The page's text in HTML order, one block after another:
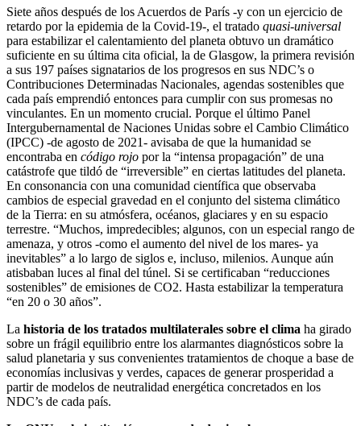
Siete años después de los Acuerdos de París -y con un ejercicio de
retardo por la epidemia de la Covid-19-, el tratado quasi-universal
para estabilizar el calentamiento del planeta obtuvo un dramático
suficiente en su última cita oficial, la de Glasgow, la primera revisión
a sus 197 países signatarios de los progresos en sus NDC’s o
Contribuciones Determinadas Nacionales, agendas sostenibles que
cada país emprendió entonces para cumplir con sus promesas no
vinculantes. En un momento crucial. Porque el último Panel
Intergubernamental de Naciones Unidas sobre el Cambio Climático
(IPCC) -de agosto de 2021- avisaba de que la humanidad se
encontraba en código rojo por la “intensa propagación” de una
catástrofe que tildó de “irreversible” en ciertas latitudes del planeta.
En consonancia con una comunidad científica que observaba
cambios de especial gravedad en el conjunto del sistema climático
de la Tierra: en su atmósfera, océanos, glaciares y en su espacio
terrestre. “Muchos, impredecibles; algunos, con un especial rango de
amenaza, y otros -como el aumento del nivel de los mares- ya
inevitables” a lo largo de siglos e, incluso, milenios. Aunque aún
atisbaban luces al final del túnel. Si se certificaban “reducciones
sostenibles” de emisiones de CO2. Hasta estabilizar la temperatura
“en 20 o 30 años”.
La historia de los tratados multilaterales sobre el clima ha girado
sobre un frágil equilibrio entre los alarmantes diagnósticos sobre la
salud planetaria y sus convenientes tratamientos de choque a base de
economías inclusivas y verdes, capaces de generar prosperidad a
partir de modelos de neutralidad energética concretados en los
NDC’s de cada país.